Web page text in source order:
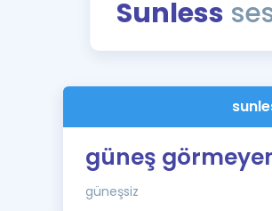
Sunless
güneş
güneşsiz